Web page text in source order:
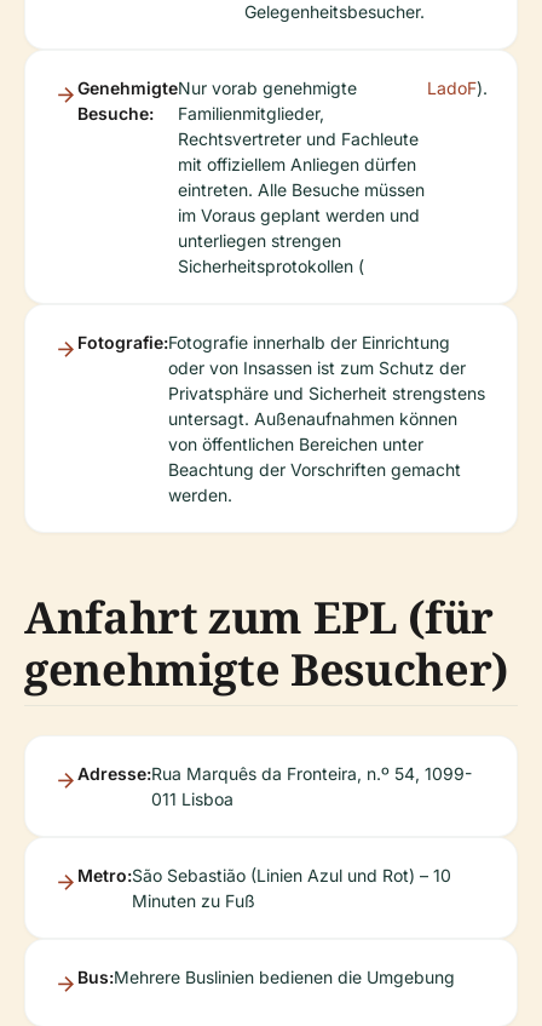
Gelegenheitsbesucher.
Genehmigte
Besuche:
Nur vorab genehmigte
Familienmitglieder,
Rechtsvertreter und Fachleute
mit offiziellem Anliegen dürfen
eintreten. Alle Besuche müssen
im Voraus geplant werden und
unterliegen strengen
Sicherheitsprotokollen (
LadoF).
Fotografie:Fotografie innerhalb der Einrichtung
oder von Insassen ist zum Schutz der
Privatsphäre und Sicherheit strengstens
untersagt. Außenaufnahmen können
von öffentlichen Bereichen unter
Beachtung der Vorschriften gemacht
werden.
Anfahrt zum EPL (für
genehmigte Besucher)
Adresse:Rua Marquês da Fronteira, n.º 54, 1099-
011 Lisboa
Metro:São Sebastião (Linien Azul und Rot) – 10
Minuten zu Fuß
Bus:Mehrere Buslinien bedienen die Umgebung